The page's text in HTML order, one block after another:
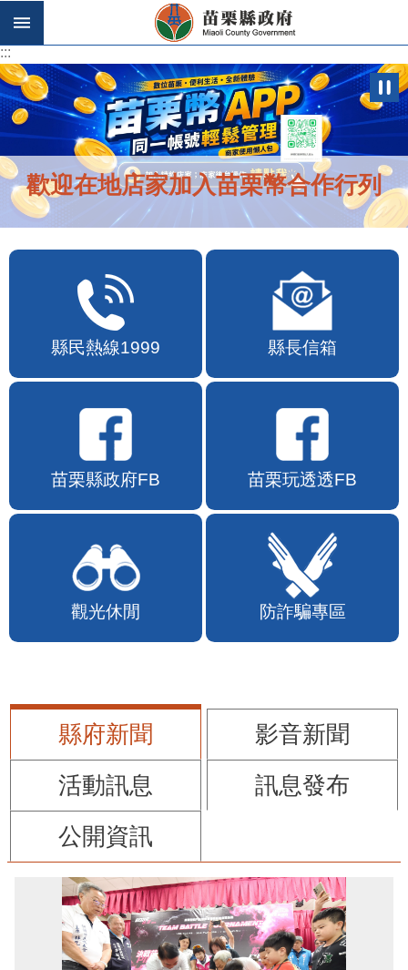
跳到主要內容區塊
:::
:::
歡迎在地店家加入苗栗幣合作行列
縣民熱線1999 縣長信箱
苗栗縣政府FB 苗栗玩透透FB
觀光休閒 防詐騙專區
縣府新聞
影音新聞
活動訊息
訊息發布
公開資訊